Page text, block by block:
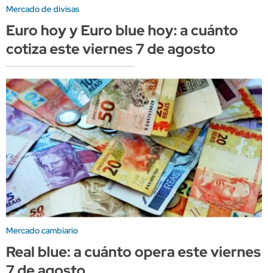
Mercado de divisas
Euro hoy y Euro blue hoy: a cuánto
cotiza este viernes 7 de agosto
Mercado cambiario
Real blue: a cuánto opera este viernes